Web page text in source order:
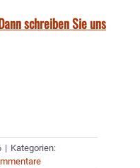
schreiben Sie uns
| Kategorien: